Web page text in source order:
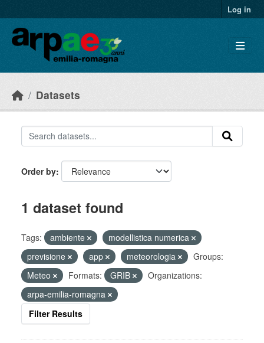
Log in
Datasets
Order by
1 dataset found
Tags: ambiente
modellistica numerica
previsione
app meteorologia
Groups:
Meteo
Formats: GRIB
Organizations:
arpa-emilia-romagna
Filter Results